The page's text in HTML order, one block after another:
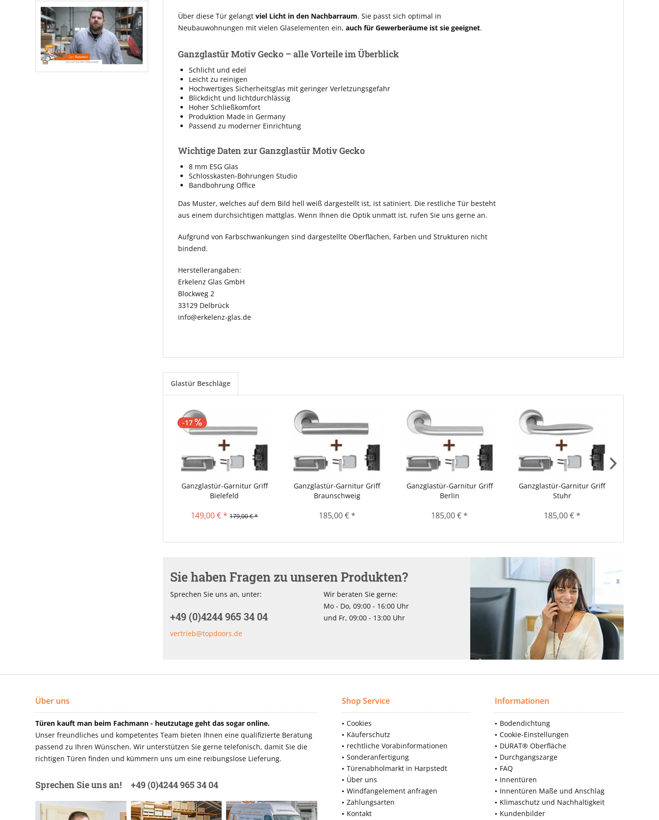
Über diese Tür gelangt viel Licht in den Nachbarraum. Sie passt sich optimal in
Neubauwohnungen mit vielen Glaselementen ein, auch für Gewerberäume ist sie geeignet.
Ganzglastür Motiv Gecko – alle Vorteile im Überblick
Schlicht und edel
Leicht zu reinigen
Hochwertiges Sicherheitsglas mit geringer Verletzungsgefahr
Blickdicht und lichtdurchlässig
Hoher Schließkomfort
Produktion Made in Germany
Passend zu moderner Einrichtung
Wichtige Daten zur Ganzglastür Motiv Gecko
8 mm ESG Glas
Schlosskasten-Bohrungen Studio
Bandbohrung Office
Das Muster, welches auf dem Bild hell weiß dargestellt ist, ist satiniert. Die restliche Tür besteht
aus einem durchsichtigen mattglas. Wenn Ihnen die Optik unmatt ist, rufen Sie uns gerne an.
Aufgrund von Farbschwankungen sind dargestellte Oberflächen, Farben und Strukturen nicht
bindend.
Herstellerangaben:
Erkelenz Glas GmbH
Blockweg 2
33129 Delbrück
info@erkelenz-glas.de
Glastür Beschläge
-17
Ganzglastür-Garnitur Griff
Bielefeld
149,00 € * 179,00 € *
Ganzglastür-Garnitur Griff
Braunschweig
185,00 € *
Ganzglastür-Garnitur Griff
Berlin
185,00 € *
Ganzglastür-Garnitur Griff
Stuhr
185,00 € *
Sie haben Fragen zu unseren Produkten?
Sprechen Sie uns an, unter:
+49 (0)4244 965 34 04
vertrieb@topdoors.de
Wir beraten Sie gerne:
Mo - Do, 09:00 - 16:00 Uhr
und Fr, 09:00 - 13:00 Uhr
Über uns
Türen kauft man beim Fachmann - heutzutage geht das sogar online.
Unser freundliches und kompetentes Team bieten Ihnen eine qualifizierte Beratung
passend zu Ihren Wünschen. Wir unterstützen Sie gerne telefonisch, damit Sie die
richtigen Türen finden und kümmern uns um eine reibungslose Lieferung.
Sprechen Sie uns an! +49 (0)4244 965 34 04
Shop Service
Cookies
Käuferschutz
rechtliche Vorabinformationen
Sonderanfertigung
Türenabholmarkt in Harpstedt
Über uns
Windfangelement anfragen
Zahlungsarten
Kontakt
Informationen
Bodendichtung
Cookie-Einstellungen
DURAT® Oberfläche
Durchgangszarge
FAQ
Innentüren
Innentüren Maße und Anschlag
Klimaschutz und Nachhaltigkeit
Kundenbilder